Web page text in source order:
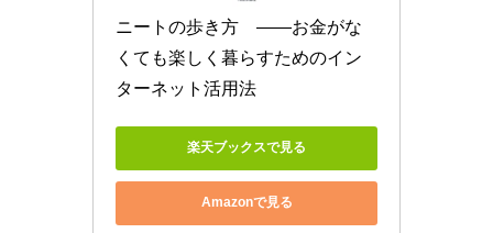
ニートの歩き方　――お金がな
くても楽しく暮らすためのイン
ターネット活用法
楽天ブックスで見る
Amazonで見る